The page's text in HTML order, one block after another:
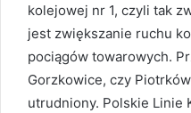
kolejowej nr 1, czyli tak
jest zwiększanie ruchu
pociągów towarowych.
Gorzkowice, czy
utrudniony. Polskie Linie